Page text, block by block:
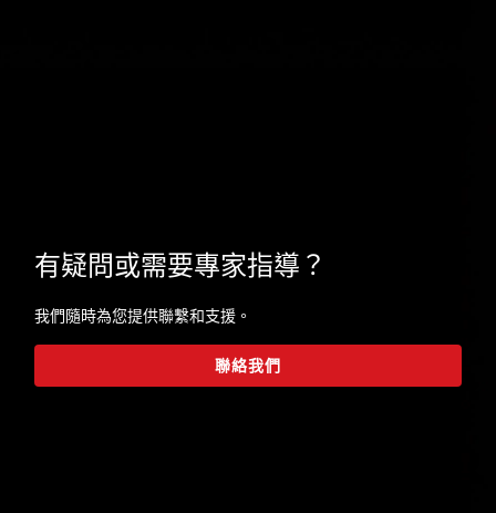
有疑問或需要專家指導？
我們隨時為您提供聯繫和支援。
聯絡我們